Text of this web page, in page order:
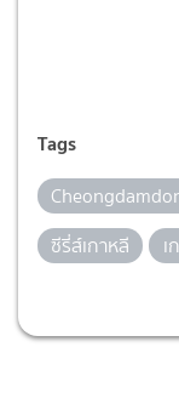
Tags
ซีรี่ส์เกาหลี
เ